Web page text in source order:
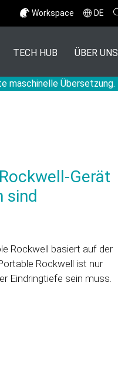
Workspace DE
maschinelle Übersetzung.
TECH HUB ÜBER UNS
Gerät
sind
Rockwell basiert auf der
Rockwell ist nur
Eindringtiefe sein muss.